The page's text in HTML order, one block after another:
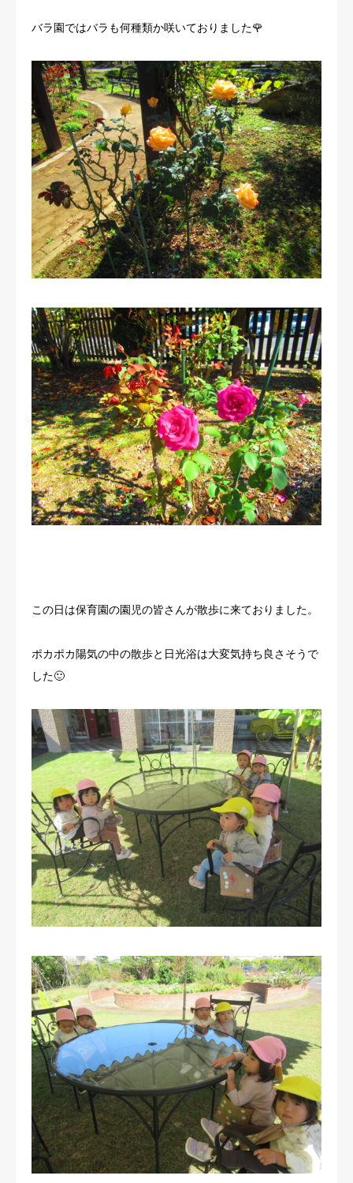
バラ園ではバラも何種類か咲いておりました🌹
この日は保育園の園児の皆さんが散歩に来ておりました。
ポカポカ陽気の中の散歩と日光浴は大変気持ち良さそうで
した🙂